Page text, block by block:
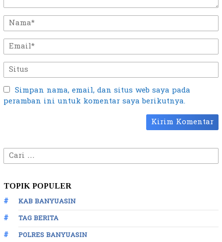
Simpan nama, email, dan situs web saya pada
peramban ini untuk komentar saya berikutnya.
Cari
untuk:
TOPIK POPULER
KAB BANYUASIN
TAG BERITA
POLRES BANYUASIN